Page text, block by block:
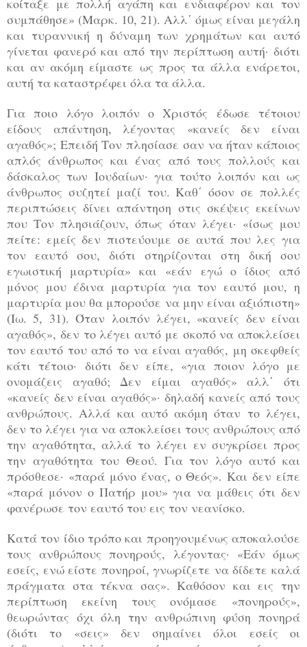
συμπάθησε» (Μαρκ. 10, 21). Αλλ΄ όμως είναι μεγάλη
και τυραννική η δύναμη των χρημάτων και αυτό
γίνεται φανερό και από την περίπτωση αυτή· διότι
και αν ακόμη είμαστε ως προς τα άλλα ενάρετοι,
αυτή τα καταστρέφει όλα τα άλλα.
Για ποιο λόγο λοιπόν ο Χριστός έδωσε τέτοιου
είδους απάντηση, λέγοντας «κανείς δεν είναι
αγαθός»; Επειδή Τον πλησίασε σαν να ήταν κάποιος
απλός άνθρωπος και ένας από τους πολλούς και
δάσκαλος των Ιουδαίων· για τούτο λοιπόν και ως
άνθρωπος συζητεί μαζί του. Καθ΄ όσον σε πολλές
περιπτώσεις δίνει απάντηση στις σκέψεις εκείνων
που Τον πλησιάζουν, όπως όταν λέγει· «ίσως μου
πείτε: εμείς δεν πιστεύουμε σε αυτά που λες για
τον εαυτό σου, διότι στηρίζονται στη δική σου
εγωιστική μαρτυρία» και «εάν εγώ ο ίδιος από
μόνος μου έδινα μαρτυρία για τον εαυτό μου, η
μαρτυρία μου θα μπορούσε να μην είναι αξιόπιστη»
(Ιω. 5, 31). Όταν λοιπόν λέγει, «κανείς δεν είναι
αγαθός», δεν το λέγει αυτό με σκοπό να αποκλείσει
τον εαυτό του από το να είναι αγαθός, μη σκεφθείς
κάτι τέτοιο· διότι δεν είπε, «για ποιον λόγο με
ονομάζεις αγαθό; Δεν είμαι αγαθός» αλλ΄ ότι
«κανείς δεν είναι αγαθός»· δηλαδή κανείς από τους
ανθρώπους. Αλλά και αυτό ακόμη όταν το λέγει,
δεν το λέγει για να αποκλείσει τους ανθρώπους από
την αγαθότητα, αλλά το λέγει εν συγκρίσει προς
την αγαθότητα του Θεού. Για τον λόγο αυτό και
πρόσθεσε· «παρά μόνο ένας, ο Θεός». Και δεν είπε
«παρά μόνον ο Πατήρ μου» για να μάθεις ότι δεν
φανέρωσε τον εαυτό του εις τον νεανίσκο.
Κατά τον ίδιο τρόπο και προηγουμένως αποκαλούσε
τους ανθρώπους πονηρούς, λέγοντας· «Εάν όμως
εσείς, ενώ είστε πονηροί, γνωρίζετε να δίδετε καλά
πράγματα στα τέκνα σας». Καθόσον και εις την
περίπτωση εκείνη τους ονόμασε «πονηρούς»,
θεωρώντας όχι όλη την ανθρώπινη φύση πονηρά
(διότι το «σεις» δεν σημαίνει όλοι εσείς οι